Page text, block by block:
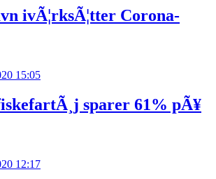
ivÃ¦rksÃ¦tter Corona-
15:05
sparer 61% pÃ¥
12:17